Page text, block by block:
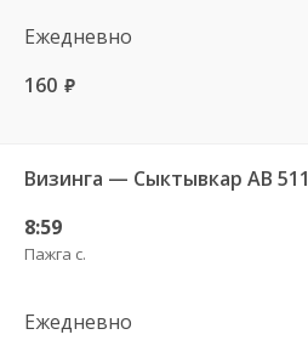
Ежедневно
160 руб.
Визинга — Сыктывкар АВ 511
8:59
Пажга с.
Ежедневно